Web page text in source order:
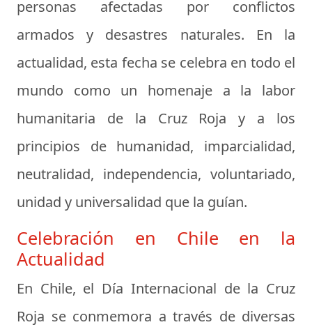
personas afectadas por conflictos
armados y desastres naturales. En la
actualidad, esta fecha se celebra en todo el
mundo como un homenaje a la labor
humanitaria de la Cruz Roja y a los
principios de humanidad, imparcialidad,
neutralidad, independencia, voluntariado,
unidad y universalidad que la guían.
Celebración en Chile en la
Actualidad
En Chile, el Día Internacional de la Cruz
Roja se conmemora a través de diversas